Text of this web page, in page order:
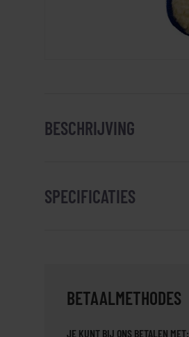
BESCHRIJVING
SPECIFICATIES
BETAALMETHODES
JE KUNT BIJ ONS BETALEN MET: